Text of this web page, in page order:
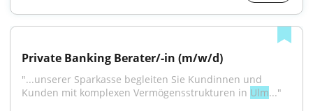
Private Banking Berater/-in (m/w/d)
"...unserer Sparkasse begleiten Sie Kundinnen und
Kunden mit komplexen Vermögensstrukturen in Ulm..."